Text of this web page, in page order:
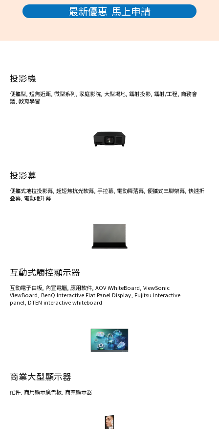
最新優惠 馬上申請
投影機
便攜型, 短焦近距, 微型系列, 家庭影院, 大型場地, 鐳射投影, 鐳射/工程, 商務會
議, 教育學習
投影幕
便攜式地拉投影幕, 超短焦抗光軟幕, 手拉幕, 電動降落幕, 便攜式三腳架幕, 快速折
叠幕, 電動地升幕
互動式觸控顯示器
互動電子白板, 內罝電腦, 應用軟件, AOV iWhiteBoard, ViewSonic
ViewBoard, BenQ Interactive Flat Panel Display, Fujitsu Interactive
panel, DTEN interactive whiteboard
商業大型顯示器
配件, 商用顯示廣告板, 商業顯示器